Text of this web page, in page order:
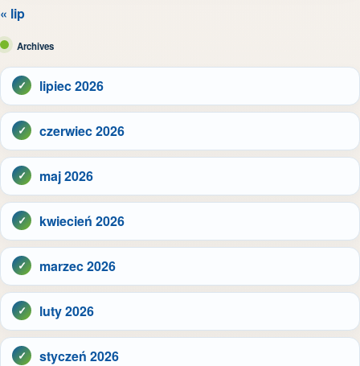
« lip
Archives
lipiec 2026
czerwiec 2026
maj 2026
kwiecień 2026
marzec 2026
luty 2026
styczeń 2026